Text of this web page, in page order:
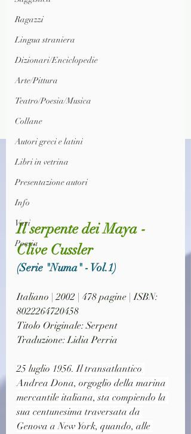
Ragazzi
Lingua straniera
Dizionari/Enciclopedie
Arte/Pittura
Teatro/Poesia/Musica
Collane
Autori greci e latini
Libri in vetrina
Presentazione autori
Info
Vari
Poesia
Il serpente dei Maya -
Clive Cussler
(Serie "Numa" - Vol.1)
Italiano | 2002 | 478 pagine | ISBN:
8022264720458
Titolo Originale: Serpent
Traduzione: Lidia Perria
25 luglio 1956. Il transatlantico
Andrea Dona, orgoglio della marina
mercantile italiana, sta compiendo la
sua centunesima traversata da
Genova a New York, quando, alle